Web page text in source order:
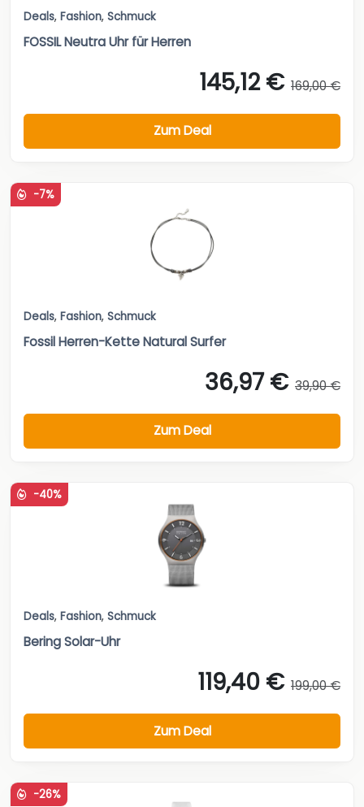
Deals, Fashion, Schmuck
FOSSIL Neutra Uhr für Herren
145,12 € 169,00 €
Zum Deal
-7%
Deals, Fashion, Schmuck
Fossil Herren-Kette Natural Surfer
36,97 € 39,90 €
Zum Deal
-40%
Deals, Fashion, Schmuck
Bering Solar-Uhr
119,40 € 199,00 €
Zum Deal
-26%